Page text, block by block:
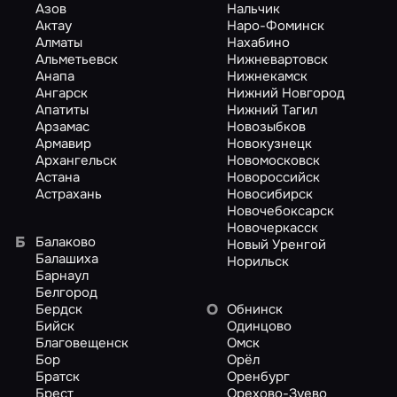
Азов
Актау
Алматы
Альметьевск
Анапа
Ангарск
Апатиты
Арзамас
Армавир
Архангельск
Астана
Астрахань
Б
Балаково
Балашиха
Барнаул
Белгород
Бердск
Бийск
Благовещенск
Бор
Братск
Нальчик
Наро-Фоминск
Нахабино
Нижневартовск
Нижнекамск
Нижний Новгород
Нижний Тагил
Новозыбков
Новокузнецк
Новомосковск
Новороссийск
Новосибирск
Новочебоксарск
Новочеркасск
Новый Уренгой
Норильск
О Обнинск
Одинцово
Омск
Орёл
Оренбург